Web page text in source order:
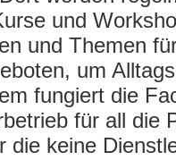
und
und Themen
um
fungiert die
für all die
die keine